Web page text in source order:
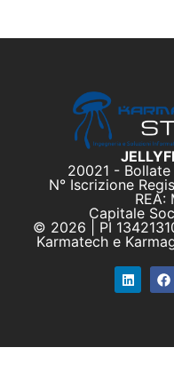
20021 -
N° Iscrizione
REA:
Capitale
© 2026 | PI
Karmatech e